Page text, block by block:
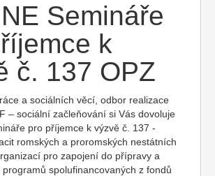
Semináře
k
č. 137 OPZ
a sociálních věcí, odbor realizace
– sociální začleňování si Vás dovoluje
pro příjemce k výzvě č. 137 -
romských a proromských nestátních
pro zapojení do přípravy a
programů spolufinancovaných z fondů